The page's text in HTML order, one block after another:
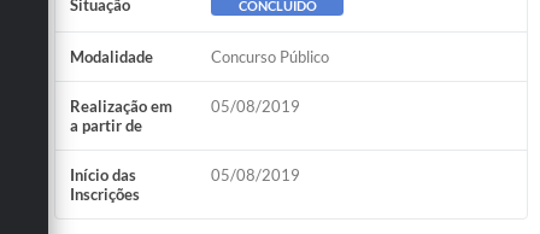
Situação CONCLUÍDO
Modalidade Concurso Público
Realização em
a partir de
05/08/2019
Início das
Inscrições
05/08/2019